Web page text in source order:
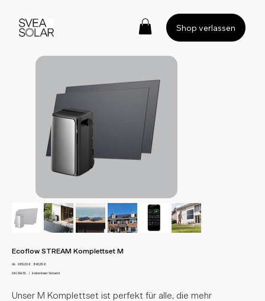
Ecoflow STREAM Komplettset M
Ab
Ursprünglicher
Preis
989,00 € Angebotspreis
840,65 €
inkl. MwSt. kostenloser Versand
Unser M Komplettset ist perfekt für alle, die mehr